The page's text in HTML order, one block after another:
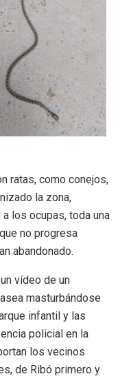
ratas, como conejos,
la zona,
los ocupas, toda una
no progresa
abandonado.
vídeo de un
masturbándose
infantil y las
policial en la
los vecinos
de Ribó primero y